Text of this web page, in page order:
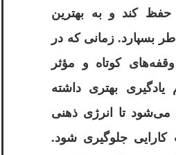
کند و به بهترین
بسپارد. زمانی که در
کوتاه و مؤثر
یادگیری بهتری داشته
می‌شود تا انرژی ذهنی
جلوگیری شود.